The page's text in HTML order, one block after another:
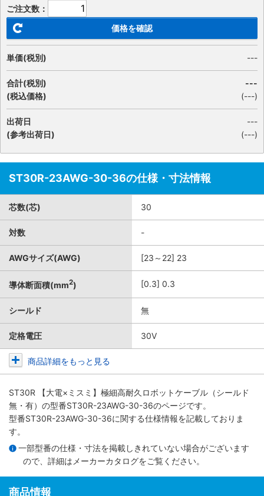
ご注文数：
価格を確認
単価(税別) ---
合計(税別)
(税込価格)
---
(---)
出荷日
(参考出荷日)
---
(---)
ST30R-23AWG-30-36の仕様・寸法情報
芯数(芯) 30
対数 -
AWGサイズ(AWG) [23～22] 23
導体断面積(mm2) [0.3] 0.3
シールド 無
定格電圧 30V
商品詳細をもっと見る
ST30R 【大電×ミスミ】極細高耐久ロボットケーブル（シールド
無・有） の型番ST30R-23AWG-30-36のページです。
型番ST30R-23AWG-30-36に関する仕様情報を記載しておりま
す。
一部型番の仕様・寸法を掲載しきれていない場合がございます
ので、詳細は メーカーカタログをご覧ください。
商品情報